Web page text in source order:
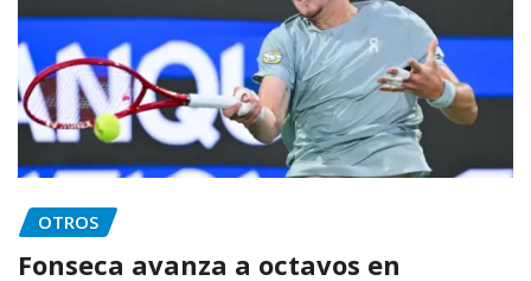
OTROS
Fonseca avanza a octavos en